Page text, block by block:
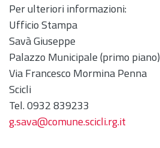
Per ulteriori informazioni:
Ufficio Stampa
Savà Giuseppe
Palazzo Municipale (primo piano)
Via Francesco Mormina Penna
Scicli
Tel. 0932 839233
g.sava@comune.scicli.rg.it